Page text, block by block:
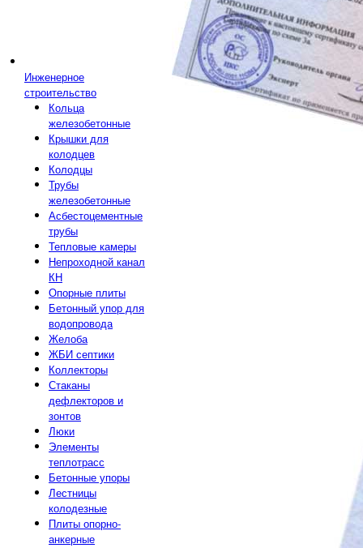
Инженерное
строительство
Кольца
железобетонные
Крышки для
колодцев
Колодцы
Трубы
железобетонные
Асбестоцементные
трубы
Тепловые камеры
Непроходной канал
КН
Опорные плиты
Бетонный упор для
водопровода
Желоба
ЖБИ септики
Коллекторы
Стаканы
дефлекторов и
зонтов
Люки
Элементы
теплотрасс
Бетонные упоры
Лестницы
колодезные
Плиты опорно-
анкерные